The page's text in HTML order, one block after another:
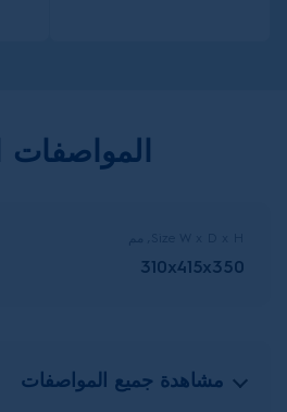
المواصفات
310x415x350
مشاهدة جميع المواصفات